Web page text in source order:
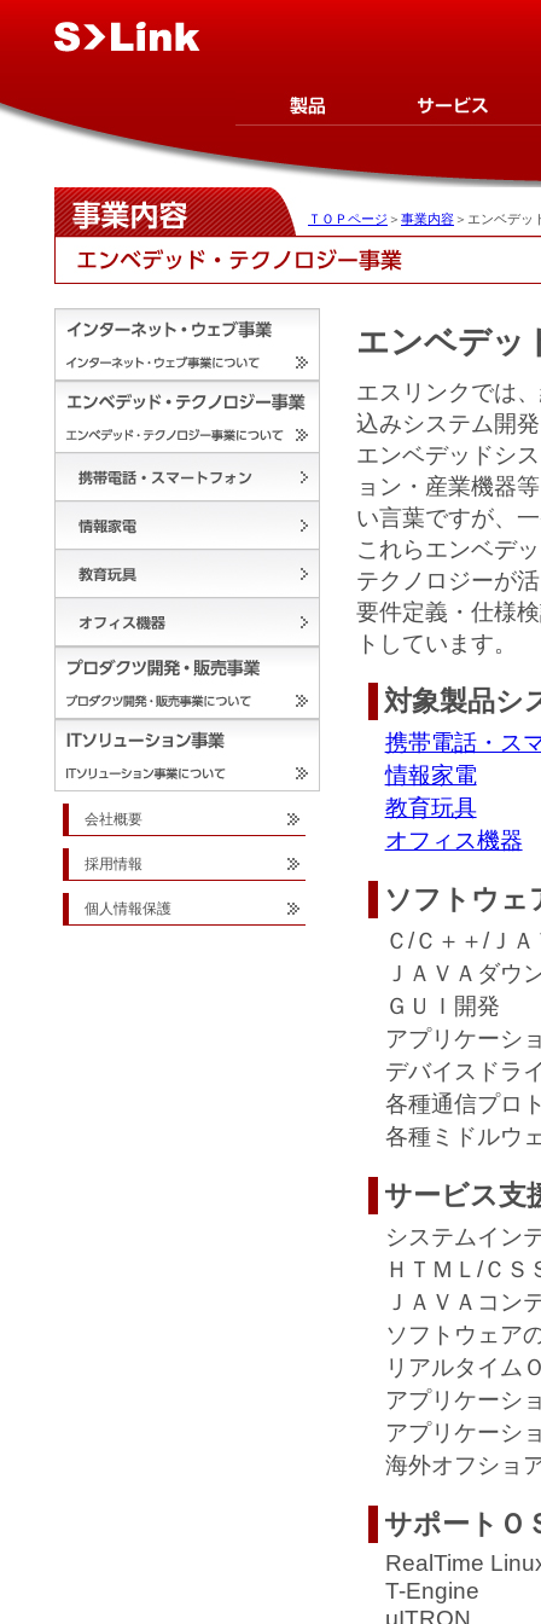
ＴＯＰページ ＞ 事業内容 ＞エンベデッ
会社概要
採用情報
個人情報保護
エンベデッ
エスリンクでは
込みシステム開
エンベデッドシ
ョン・産業機器
い言葉ですが、
これらエンベデ
テクノロジーが
要件定義・仕様
トしています。
対象製品シ
携帯電話・ス
情報家電
教育玩具
オフィス機器
ソフトウェ
Ｃ/Ｃ＋＋/Ｊ
ＪＡＶＡダウ
ＧＵＩ開発
アプリケーシ
デバイスドラ
各種通信プロ
各種ミドルウ
サービス支
システムイン
ＨＴＭＬ/ＣＳ
ＪＡＶＡコン
ソフトウェア
リアルタイム
アプリケーシ
アプリケーシ
海外オフショ
サポートＯ
RealTime
T-Engine
μITRON